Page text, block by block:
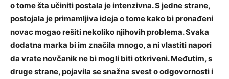
o tome šta učiniti postala je intenzivna. S jedne strane,
postojala je primamljiva ideja o tome kako bi pronađeni
novac mogao rešiti nekoliko njihovih problema.Svaka
dodatna marka bi im značila mnogo, a ni vlastiti napori
da vrate novčanik ne bi mogli biti otkriveni. Međutim, s
druge strane, pojavila se snažna svest o odgovornosti i